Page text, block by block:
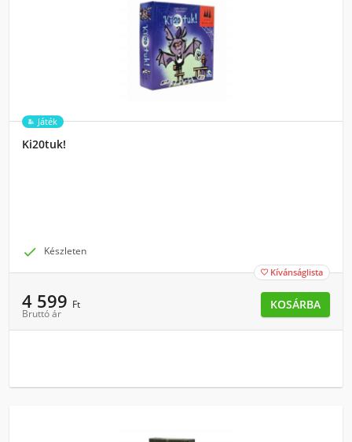
Játék
Ki20tuk!
 Készleten
 Kívánságlista
4 599 Ft
Bruttó ár
KOSÁRBA